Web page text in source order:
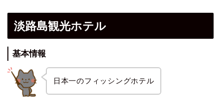
淡路島観光ホテル
基本情報
日本一のフィッシングホテル